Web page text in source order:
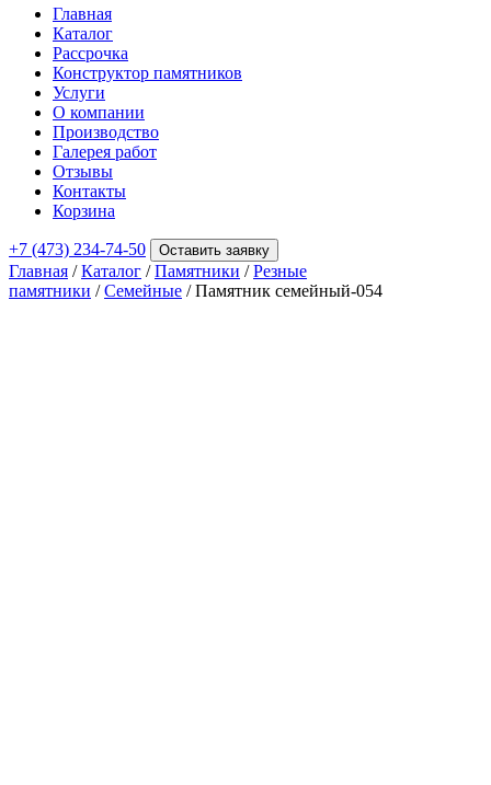
Главная
Каталог
Рассрочка
Конструктор памятников
Услуги
О компании
Производство
Галерея работ
Отзывы
Контакты
Корзина
+7 (473) 234-74-50 Оставить заявку
Главная /Каталог /Памятники /Резные
памятники /Семейные / Памятник семейный-054